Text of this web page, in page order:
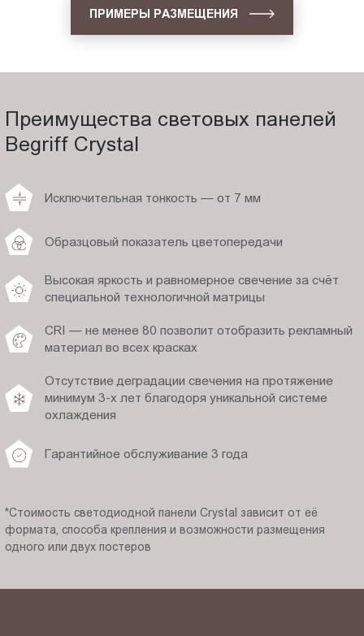
ПРИМЕРЫ РАЗМЕЩЕНИЯ
Преимущества световых панелей
Begriff Crystal
Исключительная тонкость — от 7 мм
Образцовый показатель цветопередачи
Высокая яркость и равномерное свечение за счёт
специальной технологичной матрицы
CRI — не менее 80 позволит отобразить рекламный
материал во всех красках
Отсутствие деградации свечения на протяжение
минимум 3-х лет благодоря уникальной системе
охлаждения
Гарантийное обслуживание 3 года
*Стоимость светодиодной панели Crystal зависит от её
формата, способа крепления и возможности размещения
одного или двух постеров